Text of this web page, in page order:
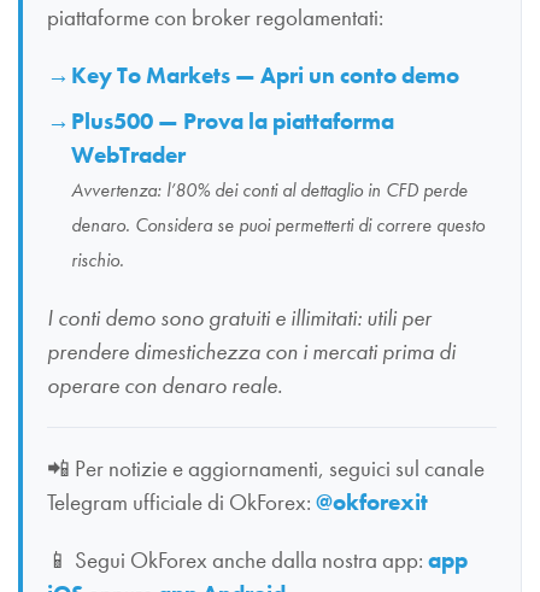
piattaforme con broker regolamentati:
Key To Markets — Apri un conto demo
Plus500 — Prova la piattaforma
WebTrader
Avvertenza: l’80% dei conti al dettaglio in CFD perde
denaro. Considera se puoi permetterti di correre questo
rischio.
I conti demo sono gratuiti e illimitati: utili per
prendere dimestichezza con i mercati prima di
operare con denaro reale.
📲 Per notizie e aggiornamenti, seguici sul canale
Telegram ufficiale di OkForex: @okforexit
📱 Segui OkForex anche dalla nostra app: app